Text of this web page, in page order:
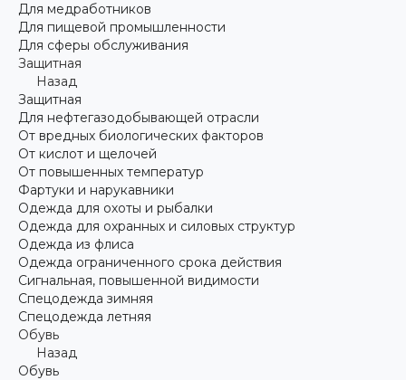
Для медработников
Для пищевой промышленности
Для сферы обслуживания
Защитная
Назад
Защитная
Для нефтегазодобывающей отрасли
От вредных биологических факторов
От кислот и щелочей
От повышенных температур
Фартуки и нарукавники
Одежда для охоты и рыбалки
Одежда для охранных и силовых структур
Одежда из флиса
Одежда ограниченного срока действия
Сигнальная, повышенной видимости
Спецодежда зимняя
Спецодежда летняя
Обувь
Назад
Обувь